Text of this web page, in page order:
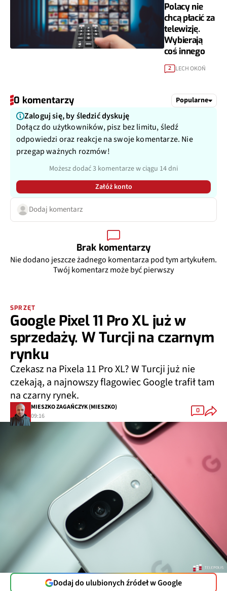
Polacy nie
chcą płacić za
telewizję.
Wybierają
coś innego
2 LECH OKOŃ
0 komentarzy Popularne
Zaloguj się, by śledzić dyskuję
Dołącz do użytkowników, pisz bez limitu, śledź
odpowiedzi oraz reakcje na swoje komentarze. Nie
przegap ważnych rozmów!
Możesz dodać 3 komentarze w ciągu 14 dni
Załóż konto
Dodaj komentarz
Brak komentarzy
Nie dodano jeszcze żadnego komentarza pod tym artykułem.
Twój komentarz może być pierwszy
SPRZĘT
Google Pixel 11 Pro XL już w
sprzedaży. W Turcji na czarnym
rynku
Czekasz na Pixela 11 Pro XL? W Turcji już nie
czekają, a najnowszy flagowiec Google trafił tam
na czarny rynek.
MIESZKO ZAGAŃCZYK (MIESZKO)
09:16
0
Dodaj do ulubionych źródeł w Google